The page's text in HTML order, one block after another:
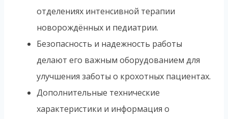
отделениях интенсивной терапии
новорождённых и педиатрии.
Безопасность и надежность работы
делают его важным оборудованием для
улучшения заботы о крохотных пациентах.
Дополнительные технические
характеристики и информация о